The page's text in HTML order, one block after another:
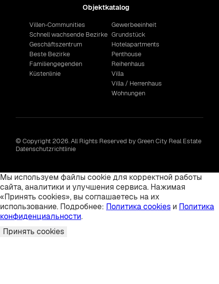
Objektkatalog
Villen-Communities
Schnell wachsende Bezirke
Geschäftszentrum
Beste Bezirke
Familiengegenden
Küstenlinie
Gewerbeeinheit
Grundstück
Hotelapartments
Penthouse
Reihenhaus
Villa
Villa / Herrenhaus
Wohnungen
© Copyright 2026. All Rights Reserved by Green City Real Estate
Datenschutzrichtlinie
Мы используем файлы cookie для корректной работы
сайта, аналитики и улучшения сервиса. Нажимая
«Принять cookies», вы соглашаетесь на их
использование. Подробнее: Политика cookies и Политика
конфиденциальности.
Принять cookies